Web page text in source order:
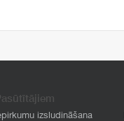
izsludināšana